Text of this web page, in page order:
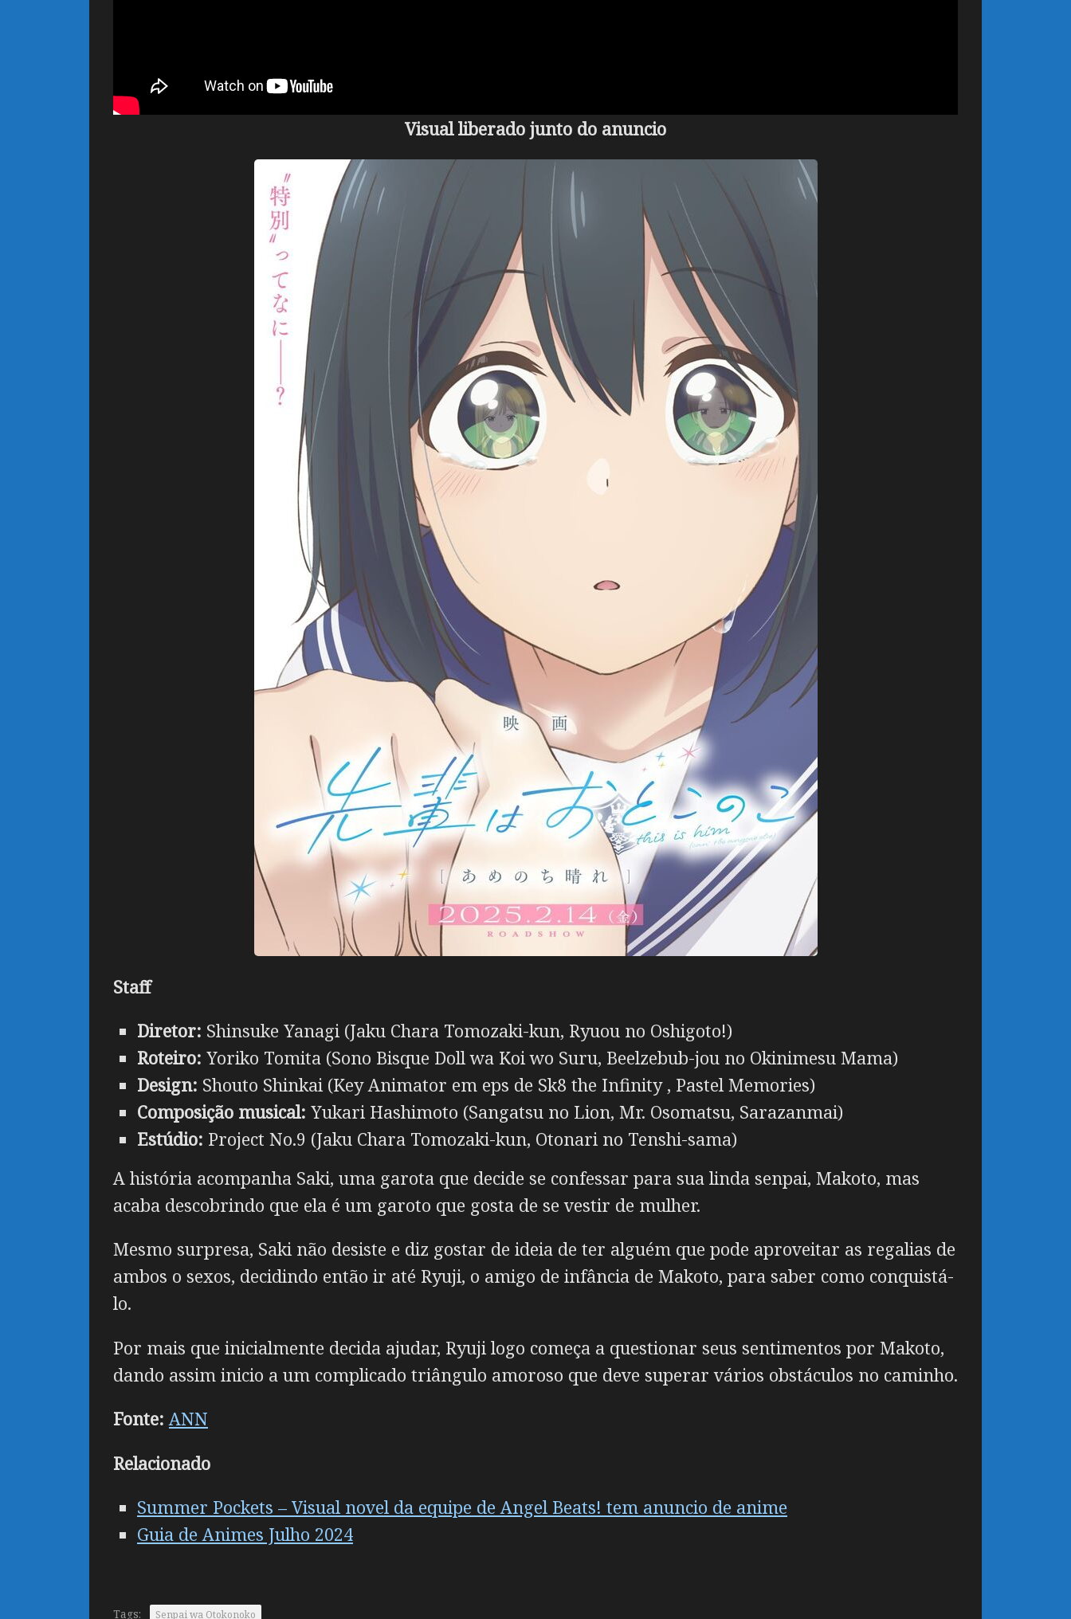
Visual liberado junto do anuncio
Staff
Diretor: Shinsuke Yanagi (Jaku Chara Tomozaki-kun, Ryuou no Oshigoto!)
Roteiro: Yoriko Tomita (Sono Bisque Doll wa Koi wo Suru, Beelzebub-jou no Okinimesu Mama)
Design: Shouto Shinkai (Key Animator em eps de Sk8 the Infinity , Pastel Memories)
Composição musical: Yukari Hashimoto (Sangatsu no Lion, Mr. Osomatsu, Sarazanmai)
Estúdio: Project No.9 (Jaku Chara Tomozaki-kun, Otonari no Tenshi-sama)
A história acompanha Saki, uma garota que decide se confessar para sua linda senpai, Makoto, mas
acaba descobrindo que ela é um garoto que gosta de se vestir de mulher.
Mesmo surpresa, Saki não desiste e diz gostar de ideia de ter alguém que pode aproveitar as regalias de
ambos o sexos, decidindo então ir até Ryuji, o amigo de infância de Makoto, para saber como conquistá-
lo.
Por mais que inicialmente decida ajudar, Ryuji logo começa a questionar seus sentimentos por Makoto,
dando assim inicio a um complicado triângulo amoroso que deve superar vários obstáculos no caminho.
Fonte: ANN
Relacionado
Summer Pockets – Visual novel da equipe de Angel Beats! tem anuncio de anime
Guia de Animes Julho 2024
Tags: Senpai wa Otokonoko